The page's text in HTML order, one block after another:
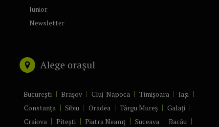
Junior
Newsletter
Alege orașul
București Brașov Cluj-Napoca Timișoara
Iași
Constanța
Sibiu Oradea Târgu Mureș
Galați
Craiova
Pitești Piatra Neamț Suceava
Bacău